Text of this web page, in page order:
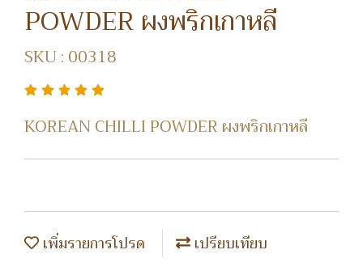
POWDER ผงพริกเกาหลี
SKU : 00318
KOREAN CHILLI POWDER ผงพริกเกาหลี
เพิ่มรายการโปรด เปรียบเทียบ